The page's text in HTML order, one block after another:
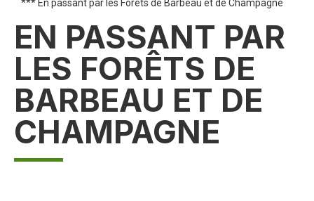
*** En passant par les Forêts de Barbeau et de Champagne
EN PASSANT PAR
LES FORÊTS DE
BARBEAU ET DE
CHAMPAGNE